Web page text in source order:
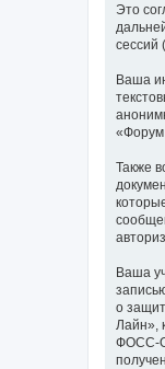
Это
сессий
Ваша
«Форум
Также
Ваша
о
Лайн»,
ФОСС-